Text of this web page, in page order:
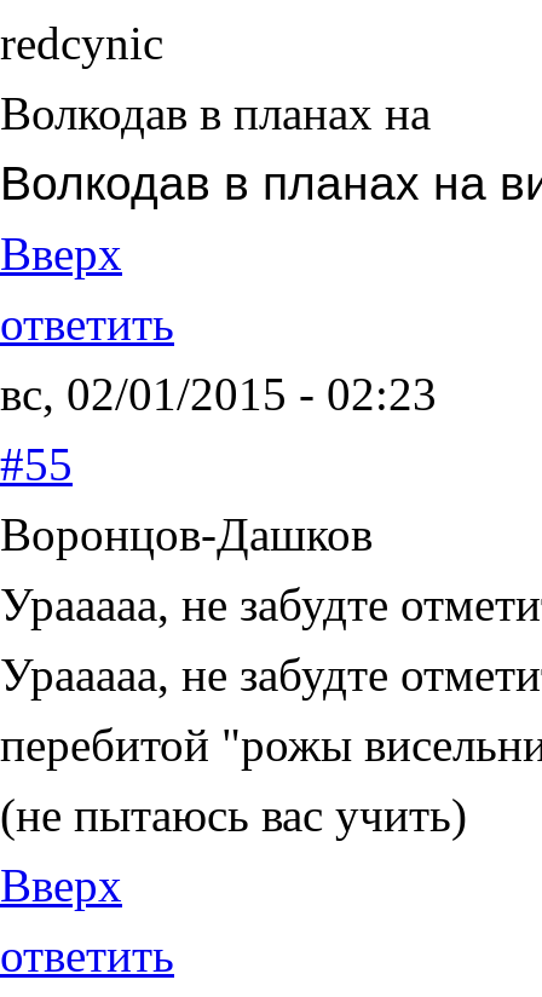
redcynic
Волкодав в планах на
Волкодав в планах на
Вверх
ответить
вс, 02/01/2015 - 02:23
#55
Воронцов-Дашков
Урааааа, не забудте
Урааааа, не забудте
перебитой "рожы
(не пытаюсь вас учить)
Вверх
ответить